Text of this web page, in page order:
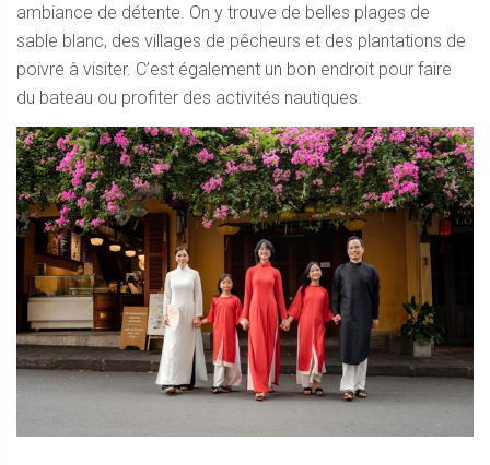
ambiance de détente. On y trouve de belles plages de
sable blanc, des villages de pêcheurs et des plantations de
poivre à visiter. C’est également un bon endroit pour faire
du bateau ou profiter des activités nautiques.